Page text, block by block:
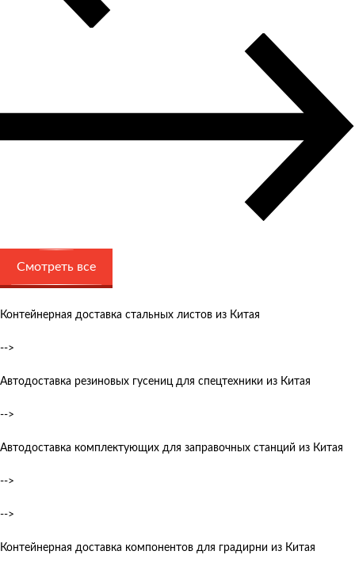
Смотреть все
Контейнерная доставка стальных листов из Китая
-->
Автодоставка резиновых гусениц для спецтехники из Китая
-->
Автодоставка комплектующих для заправочных станций из Китая
-->
-->
Контейнерная доставка компонентов для градирни из Китая